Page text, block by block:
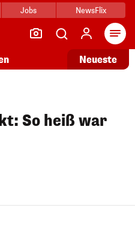
Jobs NewsFlix
Neueste
So heiß war